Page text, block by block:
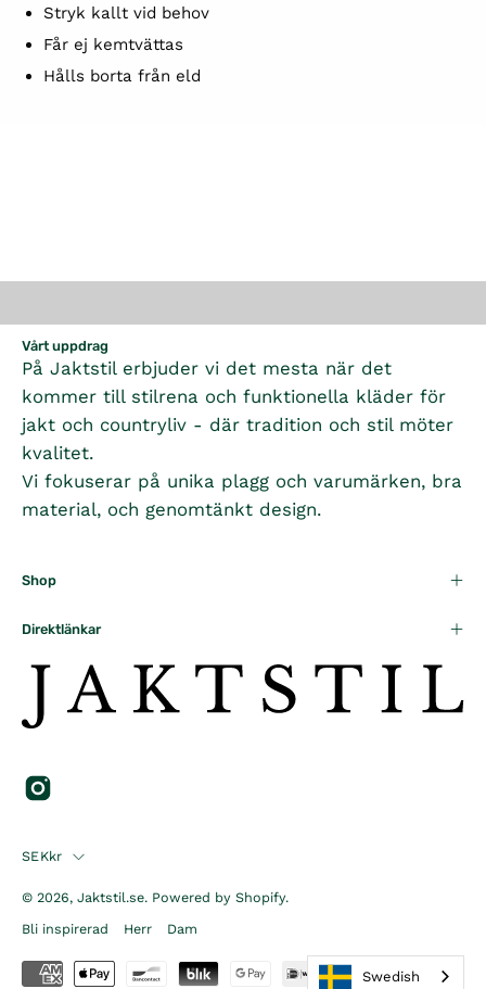
Stryk kallt vid behov
Får ej kemtvättas
Hålls borta från eld
Vårt uppdrag
På Jaktstil erbjuder vi det mesta när det
kommer till stilrena och funktionella kläder för
jakt och countryliv - där tradition och stil möter
kvalitet.
Vi fokuserar på unika plagg och varumärken, bra
material, och genomtänkt design.
Shop
Direktlänkar
Country
SEKkr
© 2026, Jaktstil.se. Powered by Shopify.
Bli inspirerad
Herr Dam
Swedish